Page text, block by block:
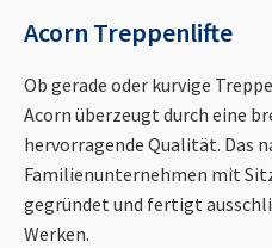
Acorn Treppenlifte
Ob gerade oder kurvige
Acorn überzeugt durch eine
hervorragende Qualität. Das
Familienunternehmen mit
gegründet und fertigt
Werken.